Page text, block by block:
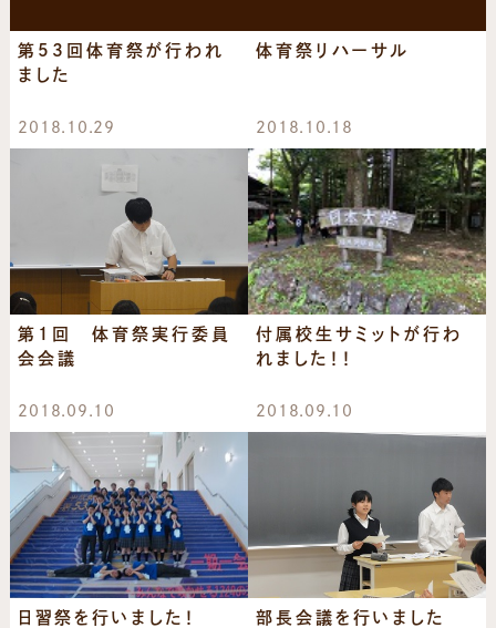
第53回体育祭が行われ
ました
2018.10.29
体育祭リハーサル
2018.10.18
第1回 体育祭実行委員
会会議
2018.09.10
付属校生サミットが行わ
れました！！
2018.09.10
日習祭を行いました！ 部長会議を行いました